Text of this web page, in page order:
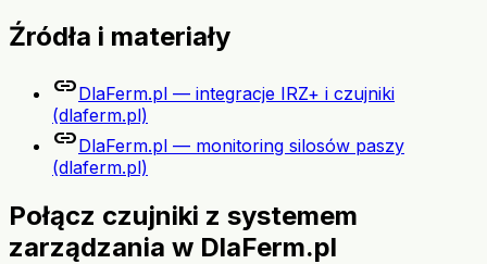
Źródła i materiały
linkDlaFerm.pl — integracje IRZ+ i czujniki
(dlaferm.pl)
linkDlaFerm.pl — monitoring silosów paszy
(dlaferm.pl)
Połącz czujniki z systemem
zarządzania w DlaFerm.pl